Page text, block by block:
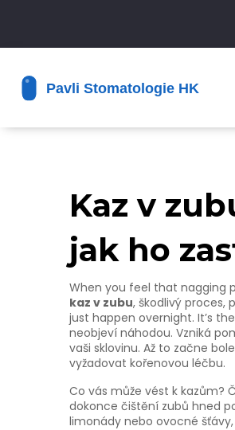
Kaz v
jak ho
When you feel that nagging
kaz v zubu, škodlivý proces,
just happen overnight. It’s
neobjeví náhodou. Vzniká
vaši sklovinu. Až to začne
vyžadovat kořenovou léčbu.
Co vás může vést k kazům?
dokonce čištění zubů hned
limonády nebo ovocné